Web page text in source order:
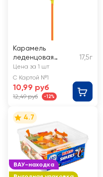
Карамель
леденцовая
SWEET STOP с
жевательной
конфетой
17,5г
Цена за 1 шт
С Картой №1
10,99 руб
12,49 руб -12%
ВАУ-находка
4.7